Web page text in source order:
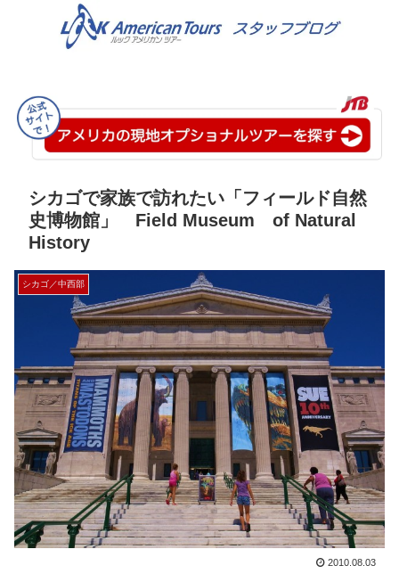
シカゴで家族で訪れたい「フィールド自然
史博物館」 Field Museum of Natural
History
シカゴ／中西部
2010.08.03